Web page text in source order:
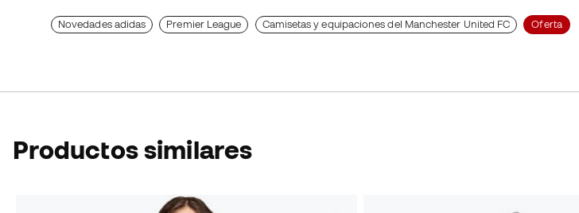
Novedades adidas Premier League Camisetas y equipaciones del Manchester United FC Oferta
Productos similares